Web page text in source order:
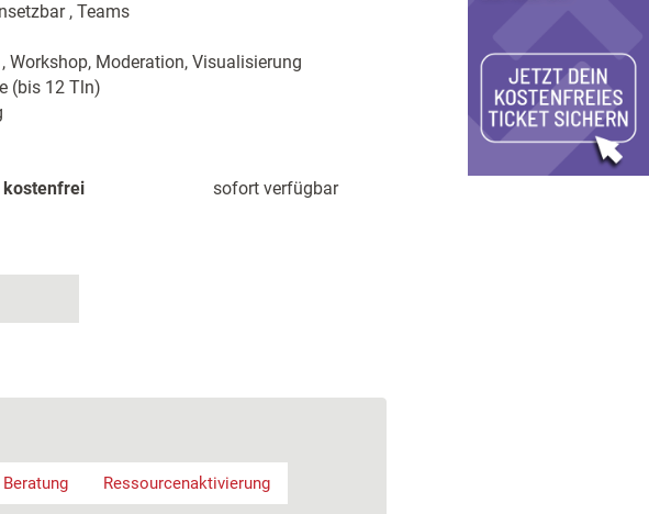
, Teams
Workshop, Moderation, Visualisierung
(bis 12 Tln)
kostenfrei sofort verfügbar
Ressourcenaktivierung